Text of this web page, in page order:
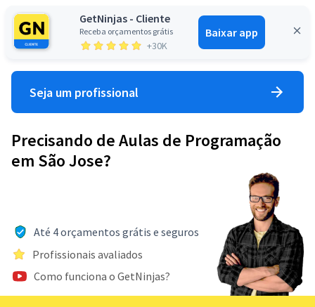
GetNinjas - Cliente
Receba orçamentos grátis
+30K
Baixar app
Entrar
Seja um profissional
Precisando de Aulas de Programação
em São Jose?
Até 4 orçamentos grátis e seguros
Profissionais avaliados
Como funciona o GetNinjas?